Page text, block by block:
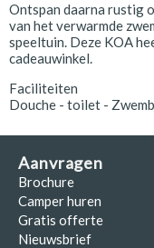
Ontspan daarna rustig
van het verwarmde
speeltuin. Deze KOA
cadeauwinkel.
Faciliteiten
Douche - toilet -
Aanvragen
Brochure
Camper huren
Gratis offerte
Nieuwsbrief